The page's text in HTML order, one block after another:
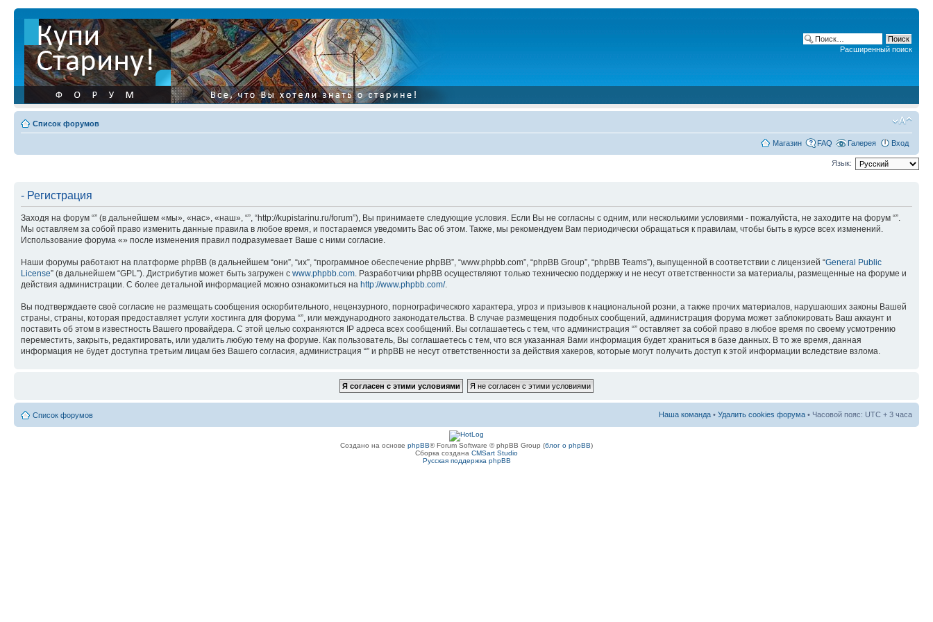
Расширенный поиск
Список форумов
Магазин FAQ Галерея Вход
Язык:
- Регистрация
Заходя на форум “” (в дальнейшем «мы», «нас», «наш», “”, “http://kupistarinu.ru/forum”), Вы принимаете следующие условия. Если Вы не согласны с одним, или несколькими условиями - пожалуйста, не заходите на форум “”.
Мы оставляем за собой право изменить данные правила в любое время, и постараемся уведомить Вас об этом. Также, мы рекомендуем Вам периодически обращаться к правилам, чтобы быть в курсе всех изменений.
Использование форума «» после изменения правил подразумевает Ваше с ними согласие.
Наши форумы работают на платформе phpBB (в дальнейшем “они”, “их”, “программное обеспечение phpBB”, “www.phpbb.com”, “phpBB Group”, “phpBB Teams”), выпущенной в соответствии с лицензией “General Public
License” (в дальнейшем “GPL”). Дистрибутив может быть загружен с www.phpbb.com . Разработчики phpBB осуществляют только техническю поддержку и не несут ответственности за материалы, размещенные на форуме и
действия администрации. С более детальной информацией можно ознакомиться на http://www.phpbb.com/.
Вы подтверждаете своё согласие не размещать сообщения оскорбительного, нецензурного, порнографического характера, угроз и призывов к национальной розни, а также прочих материалов, нарушаюших законы Вашей
страны, страны, которая предоставляет услуги хостинга для форума “”, или международного законодательства. В случае размещения подобных сообщений, администрация форума может заблокировать Ваш аккаунт и
поставить об этом в известность Вашего провайдера. С этой целью сохраняются IP адреса всех сообщений. Вы соглашаетесь с тем, что администрация “” оставляет за собой право в любое время по своему усмотрению
переместить, закрыть, редактировать, или удалить любую тему на форуме. Как пользователь, Вы соглашаетесь с тем, что вся указанная Вами информация будет храниться в базе данных. В то же время, данная
информация не будет доступна третьим лицам без Вашего согласия, администрация “” и phpBB не несут ответственности за действия хакеров, которые могут получить доступ к этой информации вследствие взлома.
Список форумов Наша команда • Удалить cookies форума • Часовой пояс: UTC + 3 часа
Создано на основе phpBB® Forum Software © phpBB Group (блог о phpBB)
Сборка создана CMSart Studio
Русская поддержка phpBB